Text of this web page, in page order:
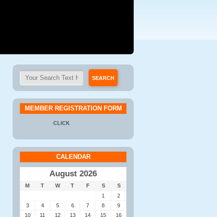
MEMBER REGISTRATION FORM
CLICK
CALENDAR
August 2026
M T W T F S
S
1
2
3
4 5 6 7 8
9
10
11 12 13 14 15
16